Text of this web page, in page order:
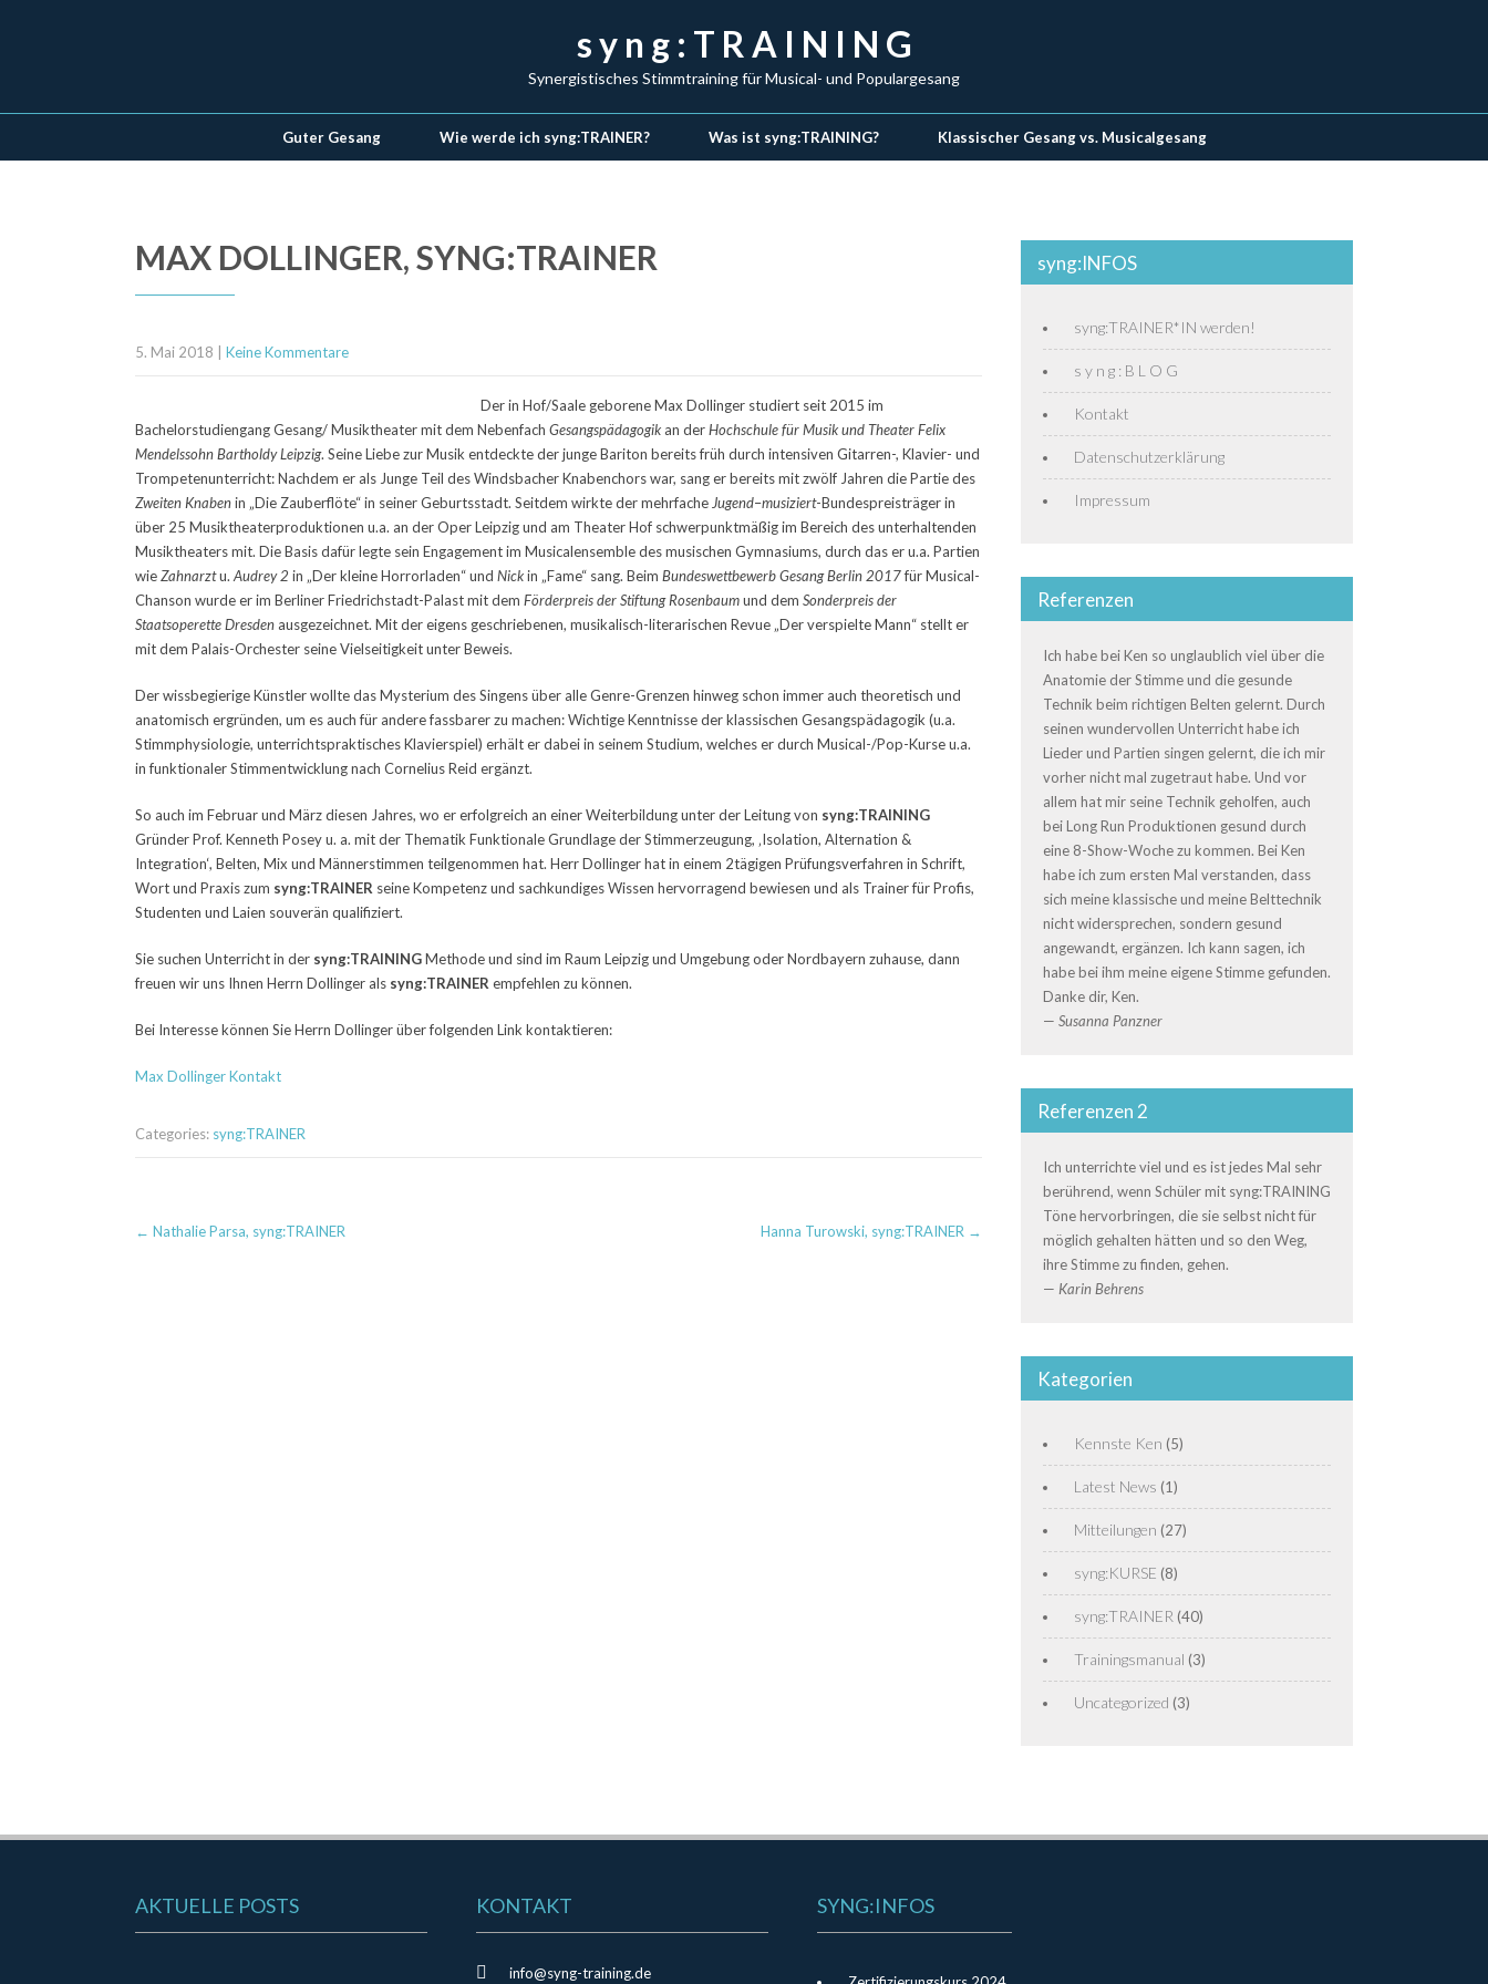
s y n g : T R A I N I N G
Synergistisches Stimmtraining für Musical- und Populargesang
Guter Gesang Wie werde ich syng:TRAINER? Was ist syng:TRAINING? Klassischer Gesang vs. Musicalgesang
MAX DOLLINGER, SYNG:TRAINER
5. Mai 2018 Keine Kommentare
Der in Hof/Saale geborene Max Dollinger studiert seit 2015 im
Bachelorstudiengang Gesang/ Musiktheater mit dem Nebenfach Gesangspädagogik an derHochschule für Musik und Theater Felix
Mendelssohn Bartholdy Leipzig. Seine Liebe zur Musik entdeckte der junge Bariton bereits früh durch intensiven Gitarren-, Klavier- und
Trompetenunterricht: Nachdem er als Junge Teil des Windsbacher Knabenchors war, sang er bereits mit zwölf Jahren die Partie des
Zweiten Knabenin „Die Zauberflöte“ in seiner Geburtsstadt. Seitdem wirkte der mehrfache Jugend–musiziert-Bundespreisträger in
über 25 Musiktheaterproduktionen u.a. an der Oper Leipzig und am Theater Hof schwerpunktmäßig im Bereich des unterhaltenden
Musiktheaters mit. Die Basis dafür legte sein Engagement im Musicalensemble des musischen Gymnasiums, durch das er u.a. Partien
wieZahnarztu. Audrey 2 in „Der kleine Horrorladen“ und Nickin „Fame“ sang. Beim BundeswettbewerbGesang Berlin 2017für Musical-
Chanson wurde er im Berliner Friedrichstadt-Palast mit dem FörderpreisderStiftung Rosenbaumund dem Sonderpreisder
StaatsoperetteDresden ausgezeichnet. Mit der eigens geschriebenen, musikalisch-literarischen Revue „Der verspielte Mann“ stellt er
mit dem Palais-Orchester seine Vielseitigkeit unter Beweis.
Der wissbegierige Künstler wollte das Mysterium des Singens über alle Genre-Grenzen hinweg schon immer auch theoretisch und
anatomisch ergründen, um es auch für andere fassbarer zu machen: Wichtige Kenntnisse der klassischen Gesangspädagogik (u.a.
Stimmphysiologie, unterrichtspraktisches Klavierspiel) erhält er dabei in seinem Studium, welches er durch Musical-/Pop-Kurse u.a.
in funktionaler Stimmentwicklung nach Cornelius Reid ergänzt.
So auch im Februar und März diesen Jahres, wo er erfolgreich an einer Weiterbildung unter der Leitung von syng:TRAINING
Gründer Prof. Kenneth Posey u. a. mit der Thematik Funktionale Grundlage der Stimmerzeugung, ‚Isolation, Alternation &
Integration‘, Belten, Mix und Männerstimmen teilgenommen hat. Herr Dollinger hat in einem 2tägigen Prüfungsverfahren in Schrift,
Wort und Praxis zum syng:TRAINER seine Kompetenz und sachkundiges Wissen hervorragend bewiesen und als Trainer für Profis,
Studenten und Laien souverän qualifiziert.
Sie suchen Unterricht in der syng:TRAININGMethode und sind im Raum Leipzig und Umgebung oder Nordbayern zuhause, dann
freuen wir uns Ihnen Herrn Dollinger als syng:TRAINER empfehlen zu können.
Bei Interesse können Sie Herrn Dollinger über folgenden Link kontaktieren:
Max Dollinger Kontakt
Categories: syng:TRAINER
Post
navigation
← Nathalie Parsa, syng:TRAINER Hanna Turowski, syng:TRAINER →
syng:INFOS
syng:TRAINER*IN werden!
s y n g : B L O G
Kontakt
Datenschutzerklärung
Impressum
Referenzen
Ich habe bei Ken so unglaublich viel über die
Anatomie der Stimme und die gesunde
Technik beim richtigen Belten gelernt. Durch
seinen wundervollen Unterricht habe ich
Lieder und Partien singen gelernt, die ich mir
vorher nicht mal zugetraut habe. Und vor
allem hat mir seine Technik geholfen, auch
bei Long Run Produktionen gesund durch
eine 8-Show-Woche zu kommen. Bei Ken
habe ich zum ersten Mal verstanden, dass
sich meine klassische und meine Belttechnik
nicht widersprechen, sondern gesund
angewandt, ergänzen. Ich kann sagen, ich
habe bei ihm meine eigene Stimme gefunden.
Danke dir, Ken.
— Susanna Panzner
Referenzen 2
Ich unterrichte viel und es ist jedes Mal sehr
berührend, wenn Schüler mit syng:TRAINING
Töne hervorbringen, die sie selbst nicht für
möglich gehalten hätten und so den Weg,
ihre Stimme zu finden, gehen.
— Karin Behrens
Kategorien
Kennste Ken (5)
Latest News (1)
Mitteilungen (27)
syng:KURSE (8)
syng:TRAINER (40)
Trainingsmanual (3)
Uncategorized (3)
AKTUELLE POSTS KONTAKT
info@syng-training.de
SYNG:INFOS